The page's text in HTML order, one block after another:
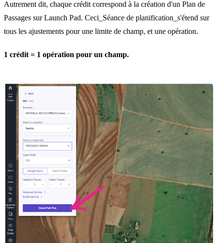
Autrement dit, chaque crédit correspond à la création d'un Plan de
Passages sur Launch Pad. Ceci_Séance de planification_s'étend sur
tous les ajustements pour une limite de champ, et une opération.
1 crédit = 1 opération pour un champ.